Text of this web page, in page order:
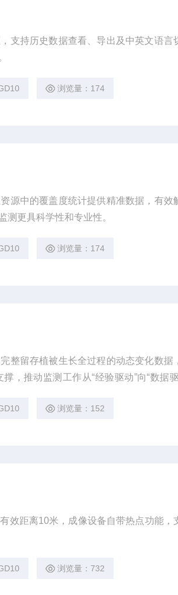
支持历史数据查看、导出及中英文语言
浏览量：174
源中的覆盖度统计提供精准数据，有效
测更具科学性和专业性。
浏览量：174
整留存植被生长全过程的动态变化数据
，推动监测工作从“经验驱动”向“数据
浏览量：152
效距离10米，成像设备自带热点功能，
浏览量：732